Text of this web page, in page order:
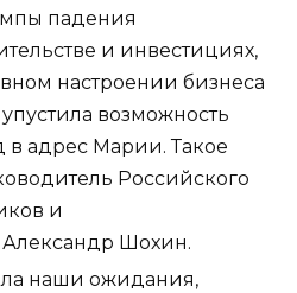
падения
и инвестициях,
настроении бизнеса
возможность
в адрес Марии. Такое
Российского
и
Шохин.
наши ожидания,